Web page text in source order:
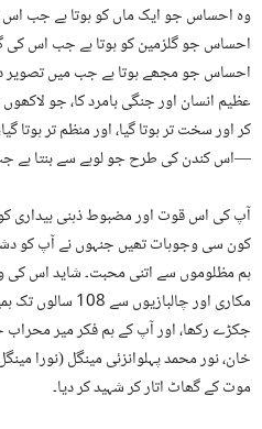
وہ احساس جو ایک ماں کو ہوتا ہے جب اس کے
احساس جو گلزمین کو ہوتا ہے جب اس کی
احساس جو مجھے ہوتا ہے جب میں تصویر
عظیم انسان اور جنگی بامرد کا، جو
کر اور سخت تر ہوتا گیا، اور منظم تر ہوتا
—اس کندن کی طرح جو لوہے سے بنتا ہے
آپ کی اس قوت اور مضبوط ذہنی بیداری کو
کون سی وجوہات تھیں جنہوں نے آپ کو
ہم مظلوموں سے اتنی محبت۔ شاید اس کی
مکاری اور
جکڑے رکھا، اور آپ کے ہم فکر میر محراب
خان، نور محمد پہلوانزئی مینگل (نورا
موت کے گھاٹ اتار کر شہید کر دیا۔